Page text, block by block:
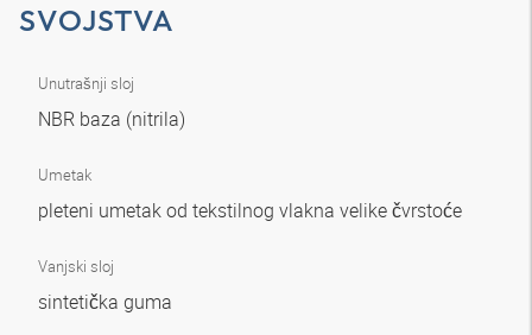
SVOJSTVA
Unutrašnji sloj
NBR baza (nitrila)
Umetak
pleteni umetak od tekstilnog vlakna velike čvrstoće
Vanjski sloj
sintetička guma